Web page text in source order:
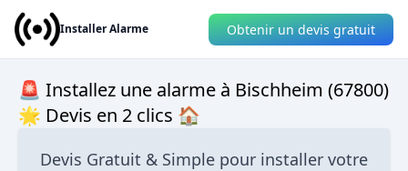
Installer Alarme Obtenir un devis gratuit
🚨 Installez une alarme à Bischheim (67800)
🌟 Devis en 2 clics 🏠
Devis Gratuit & Simple pour installer votre